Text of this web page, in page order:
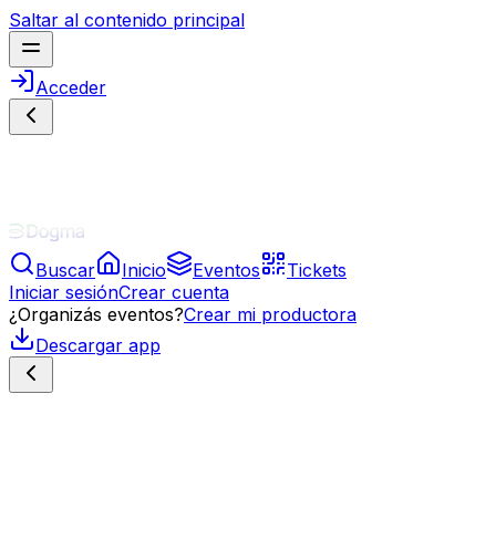
Saltar al contenido principal
Acceder
Buscar Inicio Eventos
Tickets
Iniciar sesiónCrear cuenta
¿Organizás eventos?Crear mi productora
Descargar app